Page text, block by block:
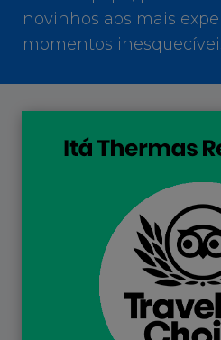
novinhos aos mais
momentos